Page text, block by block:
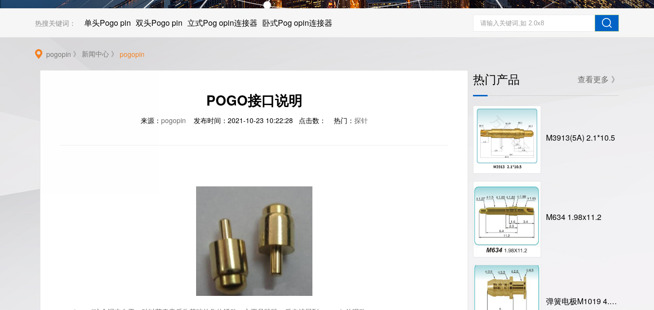
汽车电子产品
手机消费类电子
热搜关键词： 单头Pogo pin 双头Pogo pin 立式Pog opin连接器 卧式Pog opin连接器
pogopin 》 新闻中心 》 pogopin
POGO接口说明
来源： pogopin 发布时间：2021-10-23 10:22:28 点击数： 热门： 探针
热门产品 查看更多 》
M3913(5A) 2.1*10.5
M634 1.98x11.2
弹簧电极M1019 4.5X7.6